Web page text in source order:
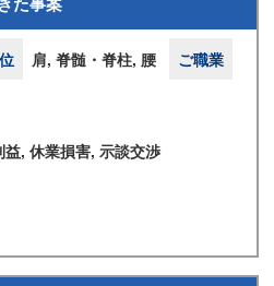
肩, 脊髄・脊柱, 腰
ご職業
, 休業損害, 示談交渉